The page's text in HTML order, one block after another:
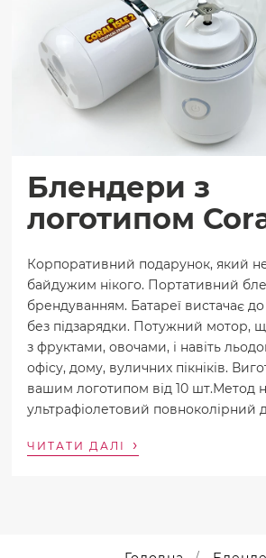
Блендери з
логотипом
Корпоративний подарунок, який
байдужим нікого. Портативний
брендуванням. Батареї вистачає
без підзарядки. Потужний мотор,
з фруктами, овочами, і навіть
офісу, дому, вуличних пікніків.
вашим логотипом від 10 шт.Метод
ультрафіолетовий повноколірний
ЧИТАТИ ДАЛІ ›